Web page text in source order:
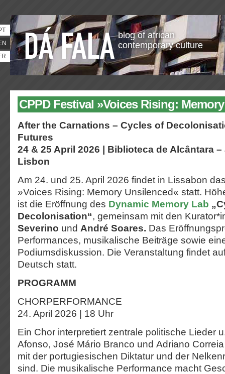
blog of african
contemporary culture
CPPD Festival »Voices Rising:
After the Carnations – Cycles of
Futures
24 & 25 April 2026 | Biblioteca de Alcântara
Lisbon
Am 24. und 25. April 2026 findet in Lissabon
»Voices Rising: Memory Unsilenced« statt.
ist die Eröffnung des Dynamic Memory Lab
Decolonisation“, gemeinsam mit den
Severino und André Soares. Das
Performances, musikalische Beiträge sowie
Podiumsdiskussion. Die Veranstaltung findet
Deutsch statt.
PROGRAMM
CHORPERFORMANCE
24. April 2026 | 18 Uhr
Ein Chor interpretiert zentrale politische Lieder
Afonso, José Mário Branco und Adriano
mit der portugiesischen Diktatur und der
sind. Die musikalische Performance macht